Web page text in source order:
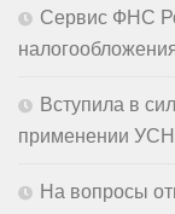
Сервис ФНС
Вступила в
применении УСН
На вопросы